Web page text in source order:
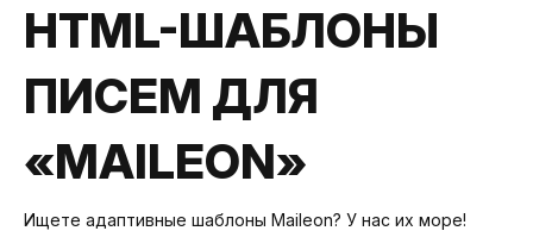
HTML-ШАБЛОНЫ
ПИСЕМ ДЛЯ
«MAILEON»
Ищете адаптивные шаблоны Maileon? У нас их море!